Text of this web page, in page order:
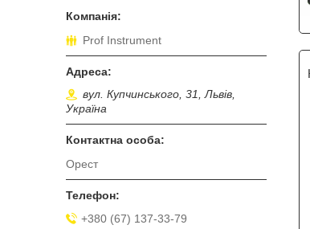
Prof Instrument
вул. Купчинського, 31, Львів,
Україна
Орест
+380 (67) 137-33-79